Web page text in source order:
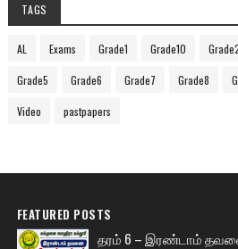
TAGS
AL Exams Grade1 Grade10
Grade5 Grade6 Grade7 Grade8
Video pastpapers
FEATURED POSTS
தரம் 6 – இரண்டாம்